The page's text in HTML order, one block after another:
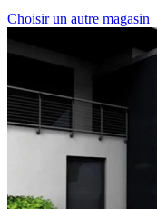
Choisir un autre magasin